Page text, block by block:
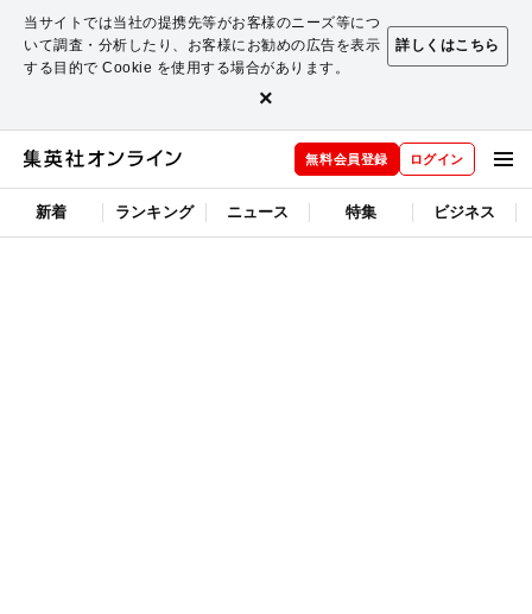
当サイトでは当社の提携先等がお客様のニーズ等につ
いて調査・分析したり、お客様にお勧めの広告を表示
する目的で Cookie を使用する場合があります。
詳しくはこちら
×
無料会員登録 ログイン
新着 ランキング ニュース 特集 ビジネス